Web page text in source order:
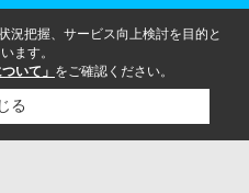
況把握、サービス向上検討を目的と
ます。
いて」 をご確認ください。
る